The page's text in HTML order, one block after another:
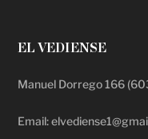
EL VEDIENSE
Manuel Dorrego 166
Email: